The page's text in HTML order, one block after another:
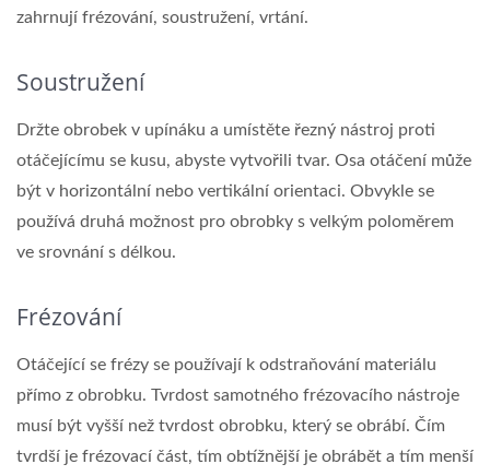
zahrnují frézování, soustružení, vrtání.
Soustružení
Držte obrobek v upínáku a umístěte řezný nástroj proti
otáčejícímu se kusu, abyste vytvořili tvar. Osa otáčení může
být v horizontální nebo vertikální orientaci. Obvykle se
používá druhá možnost pro obrobky s velkým poloměrem
ve srovnání s délkou.
Frézování
Otáčející se frézy se používají k odstraňování materiálu
přímo z obrobku. Tvrdost samotného frézovacího nástroje
musí být vyšší než tvrdost obrobku, který se obrábí. Čím
tvrdší je frézovací část, tím obtížnější je obrábět a tím menší